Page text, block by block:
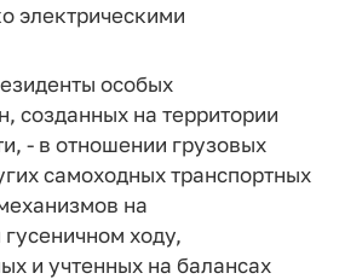
электрическими
особых
созданных на территории
- в отношении грузовых
самоходных транспортных
на
ходу,
и учтенных на балансах